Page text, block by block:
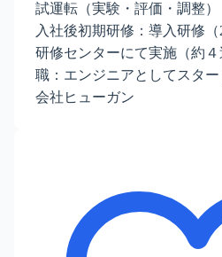
試運転（実験・評価・調整
入社後初期研修：導入研修
研修センターにて実施（約
職：エンジニアとしてスタ
会社ヒューガン